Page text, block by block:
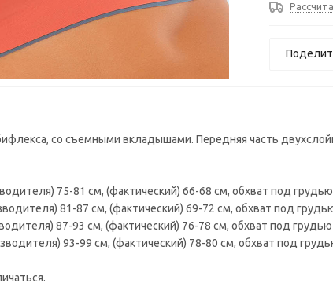
со съемными вкладышами. Передняя часть
75-81 см, (фактический) 66-68 см, обхват под
81-87 см, (фактический) 69-72 см, обхват под
87-93 см, (фактический) 76-78 см, обхват под
93-99 см, (фактический) 78-80 см, обхват под